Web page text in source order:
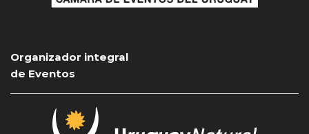
Organizador integral
de Eventos